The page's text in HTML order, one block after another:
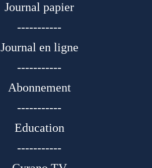
Journal papier
-----------
Journal en ligne
-----------
Abonnement
-----------
Education
-----------